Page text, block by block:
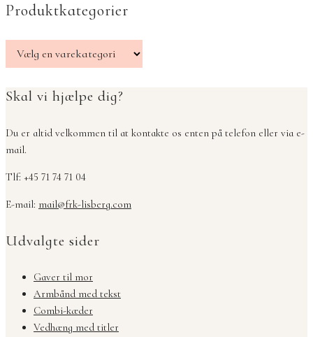
Produktkategorier
Skal vi hjælpe dig?
Du er altid velkommen til at kontakte os enten på telefon eller via e-
mail.
Tlf: +45 71 74 71 04
E-mail: mail@frk-lisberg.com
Udvalgte sider
Gaver til mor
Armbånd med tekst
Combi-kæder
Vedhæng med titler